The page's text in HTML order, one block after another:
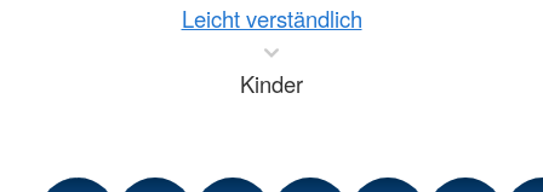
Leicht verständlich
Kinder